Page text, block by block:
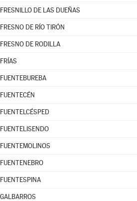
FRESNILLO DE LAS DUEÑAS
FRESNO DE RÍO TIRÓN
FRESNO DE RODILLA
FRÍAS
FUENTEBUREBA
FUENTECÉN
FUENTELCÉSPED
FUENTELISENDO
FUENTEMOLINOS
FUENTENEBRO
FUENTESPINA
GALBARROS